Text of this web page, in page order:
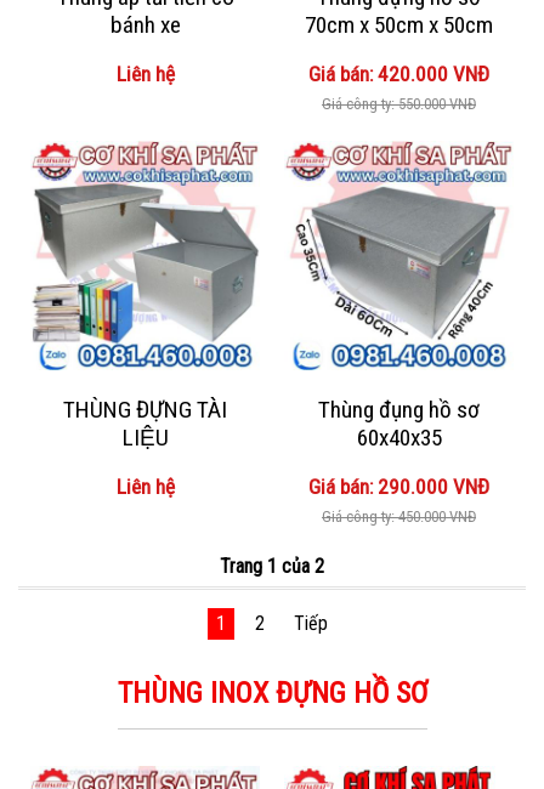
bánh xe
Liên hệ
70cm x 50cm x 50cm
Giá bán: 420.000 VNĐ
Giá công ty: 550.000 VNĐ
THÙNG ĐỰNG TÀI
LIỆU
Liên hệ
Thùng đụng hồ sơ
60x40x35
Giá bán: 290.000 VNĐ
Giá công ty: 450.000 VNĐ
Trang 1 của 2
1 2 Tiếp
THÙNG INOX ĐỰNG HỒ SƠ